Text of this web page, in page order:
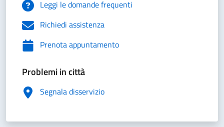
Leggi le domande frequenti
Richiedi assistenza
Prenota appuntamento
Problemi in città
Segnala disservizio